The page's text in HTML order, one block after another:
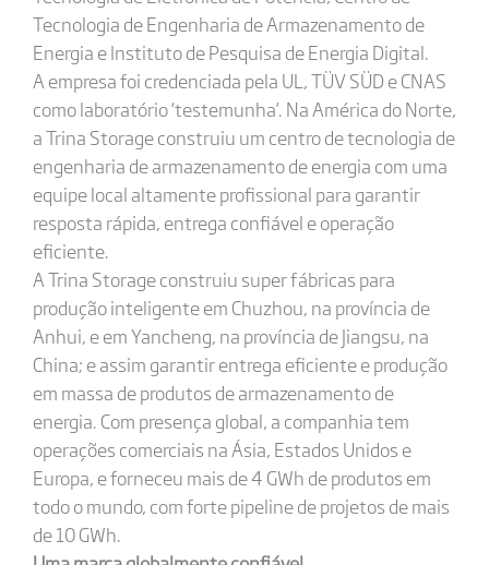
Tecnologia de Engenharia de Armazenamento de
Energia e Instituto de Pesquisa de Energia Digital.
A empresa foi credenciada pela UL, TÜV SÜD e CNAS
como laboratório ‘testemunha’. Na América do Norte,
a Trina Storage construiu um centro de tecnologia de
engenharia de armazenamento de energia com uma
equipe local altamente profissional para garantir
resposta rápida, entrega confiável e operação
eficiente.
A Trina Storage construiu super fábricas para
produção inteligente em Chuzhou, na província de
Anhui, e em Yancheng, na província de Jiangsu, na
China; e assim garantir entrega eficiente e produção
em massa de produtos de armazenamento de
energia. Com presença global, a companhia tem
operações comerciais na Ásia, Estados Unidos e
Europa, e forneceu mais de 4 GWh de produtos em
todo o mundo, com forte pipeline de projetos de mais
de 10 GWh.